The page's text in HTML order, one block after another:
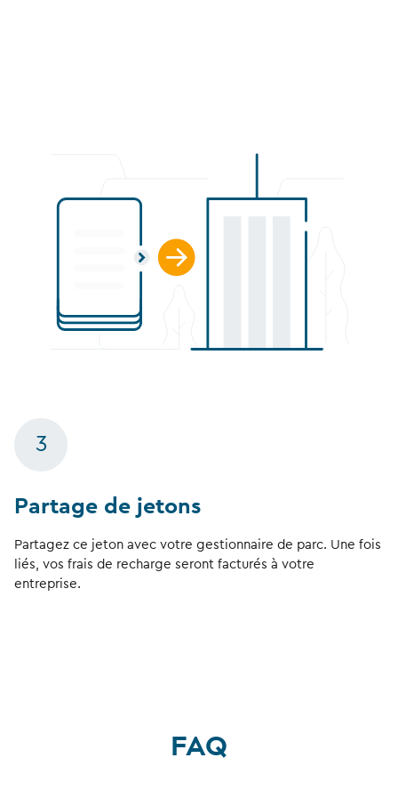
3
Partage de jetons
Partagez ce jeton avec votre gestionnaire de parc. Une fois
liés, vos frais de recharge seront facturés à votre
entreprise.
FAQ